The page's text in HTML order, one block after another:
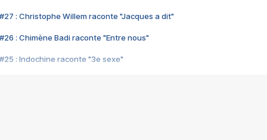
#27 : Christophe Willem raconte "Jacques a dit"
#26 : Chimène Badi raconte "Entre nous"
#25 : Indochine raconte "3e sexe"